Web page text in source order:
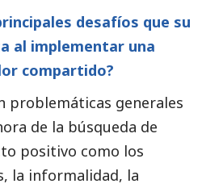
desafíos que su
al implementar una
compartido?
problemáticas generales
de la búsqueda de
positivo como los
la informalidad, la